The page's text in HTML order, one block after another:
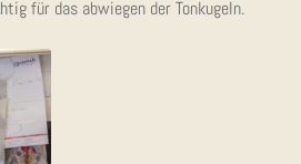
für das abwie­gen der Tonkugeln.